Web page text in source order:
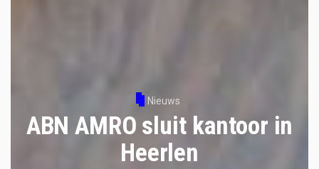
Nieuws
ABN AMRO sluit kantoor in
Heerlen